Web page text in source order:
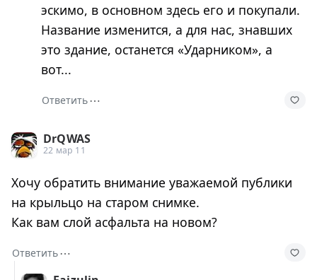
эскимо, в основном здесь его и покупали.
Название изменится, а для нас, знавших
это здание, останется «Ударником», а
вот...
Ответить⋯
DrQWAS
22 мар 11
Хочу обратить внимание уважаемой публики
на крыльцо на старом снимке.
Как вам слой асфальта на новом?
Ответить⋯